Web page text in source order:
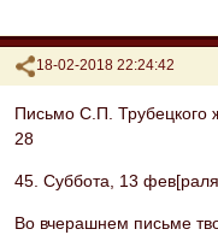
Поделиться
18-02-2018 22:24:42
Письмо С.П. Трубецкого
28
45. Суббота, 13
Во вчерашнем письме